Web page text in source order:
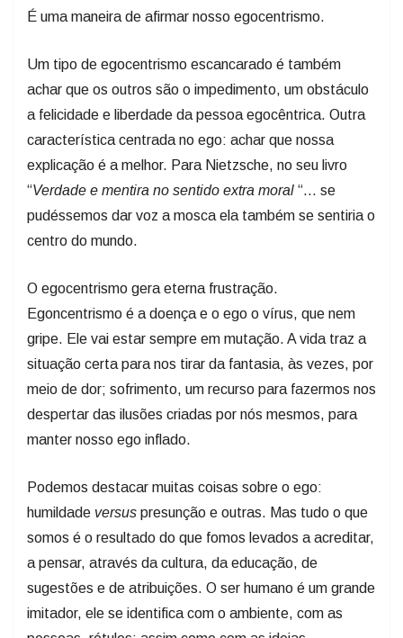
É uma maneira de afirmar nosso egocentrismo.
Um tipo de egocentrismo escancarado é também
achar que os outros são o impedimento, um obstáculo
a felicidade e liberdade da pessoa egocêntrica. Outra
característica centrada no ego: achar que nossa
explicação é a melhor. Para Nietzsche, no seu livro
“Verdade e mentira no sentido extra moral “... se
pudéssemos dar voz a mosca ela também se sentiria o
centro do mundo.
O egocentrismo gera eterna frustração.
Egoncentrismo é a doença e o ego o vírus, que nem
gripe. Ele vai estar sempre em mutação. A vida traz a
situação certa para nos tirar da fantasia, às vezes, por
meio de dor; sofrimento, um recurso para fazermos nos
despertar das ilusões criadas por nós mesmos, para
manter nosso ego inflado.
Podemos destacar muitas coisas sobre o ego:
humildade versus presunção e outras. Mas tudo o que
somos é o resultado do que fomos levados a acreditar,
a pensar, através da cultura, da educação, de
sugestões e de atribuições. O ser humano é um grande
imitador, ele se identifica com o ambiente, com as